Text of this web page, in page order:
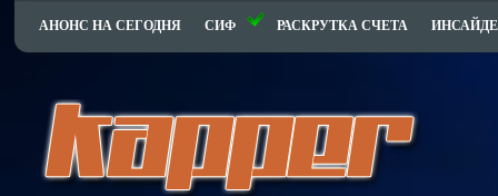
АНОНС НА СЕГОДНЯ СИФ РАСКРУТКА СЧЕТА